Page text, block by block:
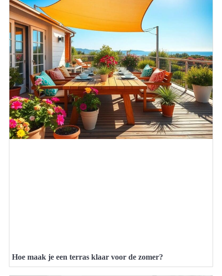
Hoe maak je een terras klaar voor de zomer?